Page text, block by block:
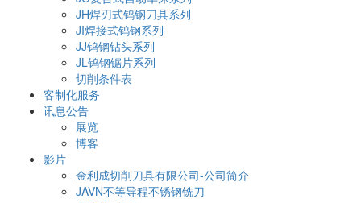
JH焊刃式钨钢刀具系列
JI焊接式钨钢系列
JJ钨钢钻头系列
JL钨钢锯片系列
切削条件表
客制化服务
讯息公告
展览
博客
影片
金利成切削刀具有限公司-公司简介
JAVN不等导程不锈钢铣刀